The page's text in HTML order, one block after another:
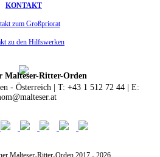
KONTAKT
zum Großpriorat
zu den Hilfswerken
Malteser-Ritter-Orden
- Österreich | T: +43 1 512 72 44 | E: